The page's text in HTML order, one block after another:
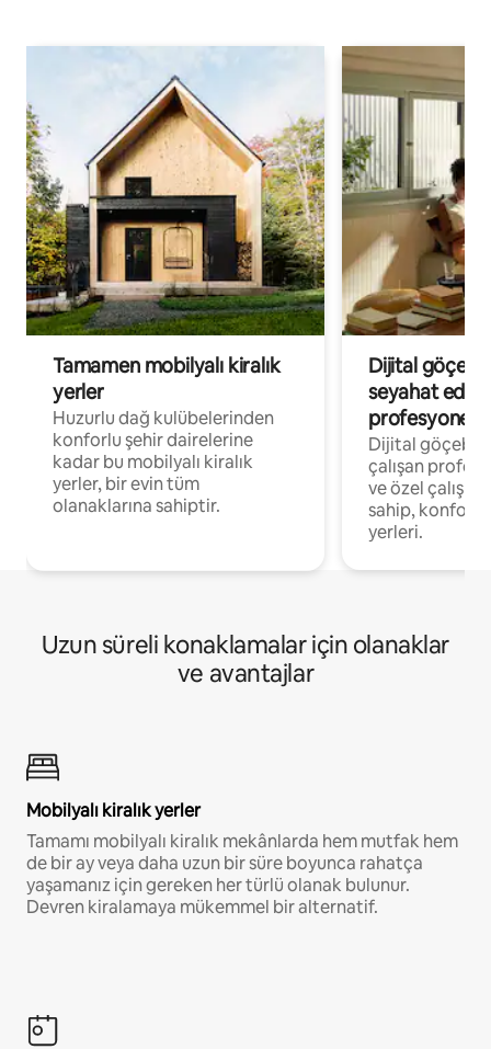
Tamamen mobilyalı kiralık
yerler
Huzurlu dağ kulübelerinden
konforlu şehir dairelerine
kadar bu mobilyalı kiralık
yerler, bir evin tüm
olanaklarına sahiptir.
Dijital
seyahat eden
Dijital
çalışan
ve özel
sahip,
yerleri.
Uzun süreli konaklamalar için olanaklar
ve avantajlar
Mobilyalı kiralık yerler
Tamamı mobilyalı kiralık mekânlarda hem mutfak hem
de bir ay veya daha uzun bir süre boyunca rahatça
yaşamanız için gereken her türlü olanak bulunur.
Devren kiralamaya mükemmel bir alternatif.